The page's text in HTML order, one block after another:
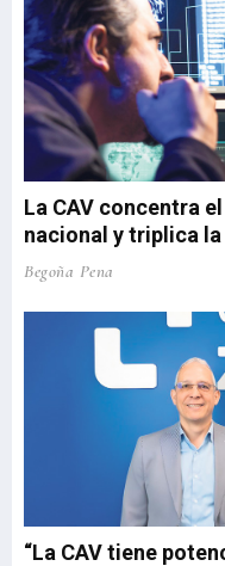
La CAV concentra
nacional y triplica
Begoña Pena
“La CAV tiene